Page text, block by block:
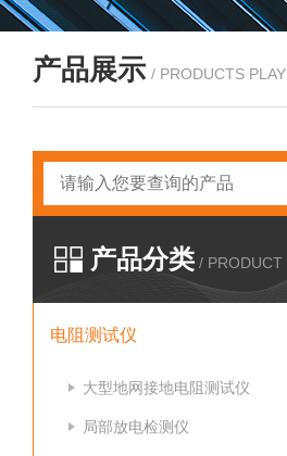
产品展示 / PRODUCTS PLAY
产品分类 / PRODUCT
电阻测试仪
大型地网接地电阻测试仪
局部放电检测仪